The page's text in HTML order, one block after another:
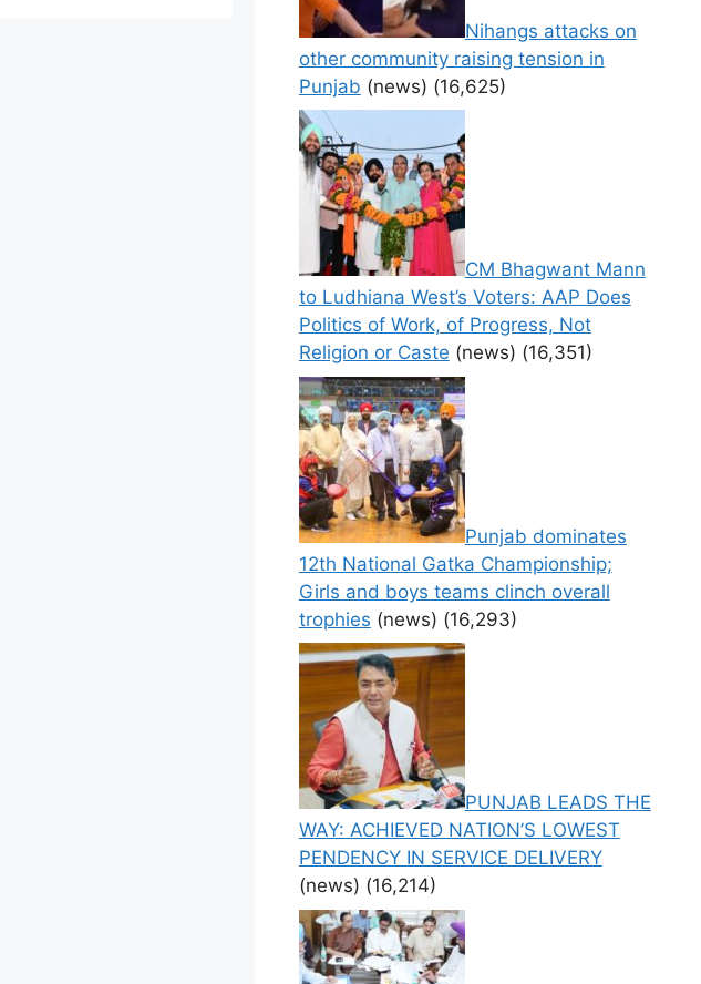
Nihangs attacks on
other community raising tension in
Punjab (news) (16,625)
CM Bhagwant Mann
to Ludhiana West’s Voters: AAP Does
Politics of Work, of Progress, Not
Religion or Caste (news) (16,351)
Punjab dominates
12th National Gatka Championship;
Girls and boys teams clinch overall
trophies (news) (16,293)
PUNJAB LEADS THE
WAY: ACHIEVED NATION’S LOWEST
PENDENCY IN SERVICE DELIVERY
(news) (16,214)